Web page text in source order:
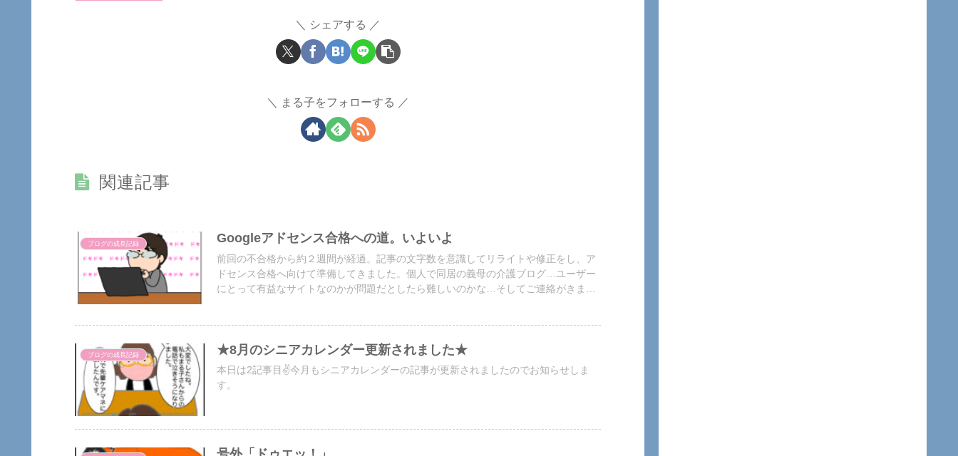
シェアする
まる子をフォローする
関連記事
ブログの成長記録 Googleアドセンス合格への道。いよいよ
前回の不合格から約２週間が経過。記事の文字数を意識してリライトや修正をし、ア
ドセンス合格へ向けて準備してきました。個人で同居の義母の介護ブログ…ユーザー
にとって有益なサイトなのかが問題だとしたら難しいのかな…そしてご連絡がきまし
ブログの成長記録 ★8月のシニアカレンダー更新されました★
本日は2記事目✌️今月もシニアカレンダーの記事が更新されましたのでお知らせしま
す。